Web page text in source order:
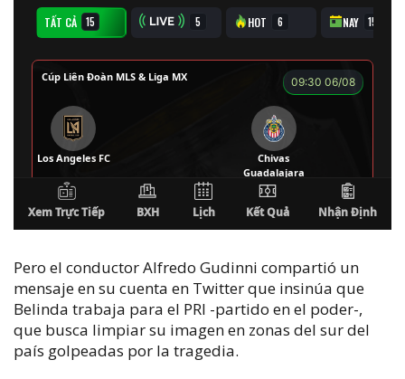
Pero el conductor Alfredo Gudinni compartió un
mensaje en su cuenta en Twitter que insinúa que
Belinda trabaja para el PRI -partido en el poder-,
que busca limpiar su imagen en zonas del sur del
país golpeadas por la tragedia.